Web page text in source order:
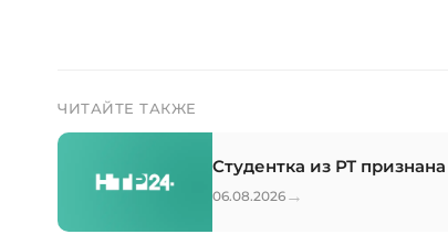
ЧИТАЙТЕ ТАКЖЕ
Студентка из РТ
06.08.2026 →